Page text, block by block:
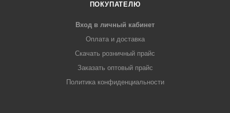
ПОКУПАТЕЛЮ
Вход в личный кабинет
Оплата и доставка
Скачать розничный прайс
Заказать оптовый прайс
Политика конфиденциальности